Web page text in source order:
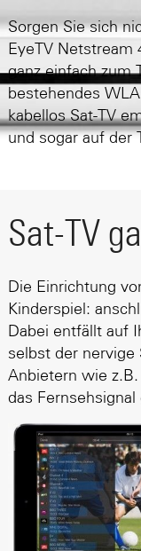
Sorgen Sie sich
EyeTV Netstream
ganz einfach zum
bestehendes
kabellos Sat-TV
und sogar auf der
Sat-TV
Die Einrichtung
Kinderspiel:
Dabei entfällt auf
selbst der nervige
Anbietern wie
das